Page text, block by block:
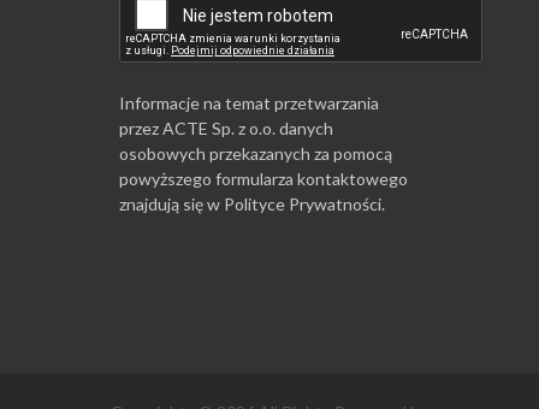
Informacje na temat przetwarzania
przez ACTE Sp. z o.o. danych
osobowych przekazanych za pomocą
powyższego formularza kontaktowego
znajdują się w Polityce Prywatności.